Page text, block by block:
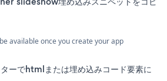
available once you create your app
ーでhtmlまたは埋め込みコード要素に